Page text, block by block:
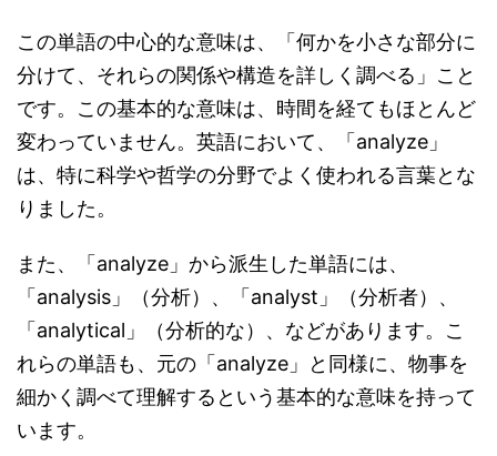
この単語の中心的な意味は、「何かを小さな部分に
分けて、それらの関係や構造を詳しく調べる」こと
です。この基本的な意味は、時間を経てもほとんど
変わっていません。英語において、「analyze」
は、特に科学や哲学の分野でよく使われる言葉とな
りました。
また、「analyze」から派生した単語には、
「analysis」（分析）、「analyst」（分析者）、
「analytical」（分析的な）、などがあります。こ
れらの単語も、元の「analyze」と同様に、物事を
細かく調べて理解するという基本的な意味を持って
います。